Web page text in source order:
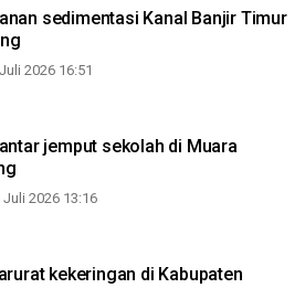
sedimentasi Kanal Banjir Timur
2026 16:51
jemput sekolah di Muara
2026 13:16
kekeringan di Kabupaten